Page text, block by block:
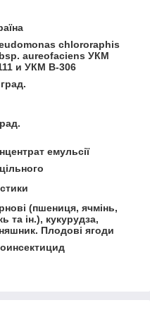
chlororaphis
aureofaciens УКМ
и УКМ В-306
емульсії
(пшениця, ячмінь,
та ін.), кукурудза,
Плодові ягоди